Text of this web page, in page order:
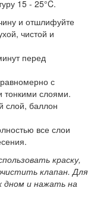
15 - 25°C.
и отшлифуйте
чистой и
перед
с
тонкими слоями.
слой, баллон
все слои
краску,
клапан. Для
дном и нажать на